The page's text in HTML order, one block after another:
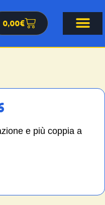
0,00€
e più coppia a